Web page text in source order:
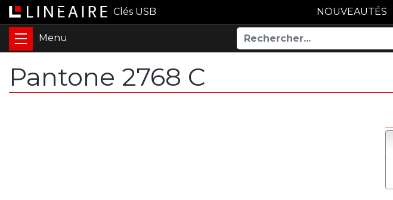
Clés USB NOUVEAUTÉS
Pantone 2768 C